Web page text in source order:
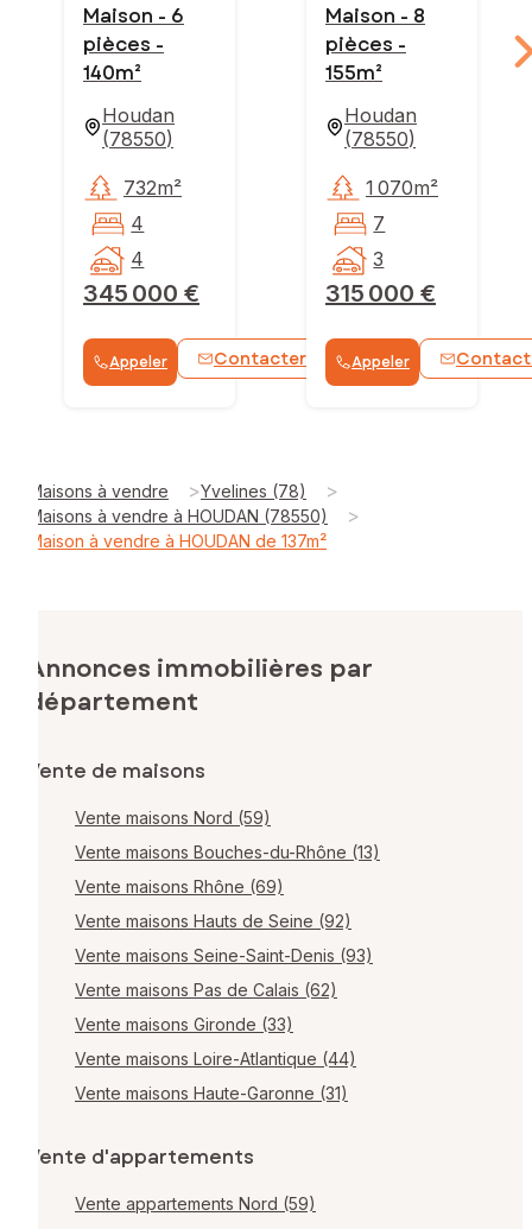
Maison - 6
pièces -
140m²
Houdan
(78550)
345 000 €
732m²
4
4
Appeler Contacter WhatsApp
Maison - 8
pièces -
155m²
Houdan
(78550)
315 000 €
1 070m²
7
3
Appeler
Maisons à vendre >Yvelines (78) >
Maisons à vendre à HOUDAN (78550) >
Maison à vendre à HOUDAN de 137m²
Annonces immobilières par
département
Vente de maisons
Vente maisons Nord (59)
Vente maisons Bouches-du-Rhône (13)
Vente maisons Rhône (69)
Vente maisons Hauts de Seine (92)
Vente maisons Seine-Saint-Denis (93)
Vente maisons Pas de Calais (62)
Vente maisons Gironde (33)
Vente maisons Loire-Atlantique (44)
Vente maisons Haute-Garonne (31)
Vente d'appartements
Vente appartements Nord (59)